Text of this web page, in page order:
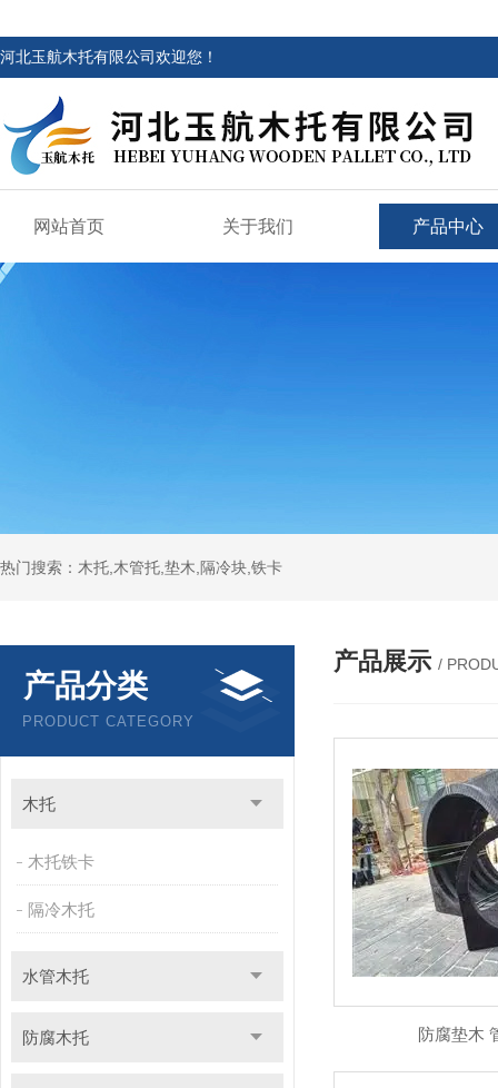
河北玉航木托有限公司欢迎您！
网站首页 关于我们 产品中心
热门搜索：木托,木管托,垫木,隔冷块,铁卡
产品分类
PRODUCT CATEGORY
木托
木托铁卡
隔冷木托
水管木托
防腐木托
产品展示 /
防腐垫木